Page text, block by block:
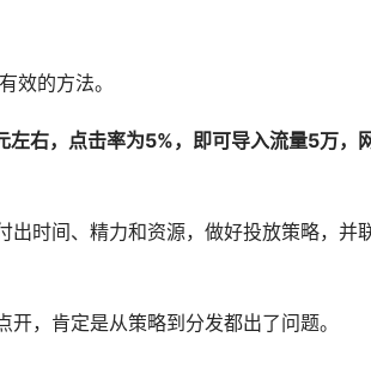
效的方法。
左右，点击率为5%，即可导入流量5万，
出时间、精力和资源，做好投放策略，并
，肯定是从策略到分发都出了问题。